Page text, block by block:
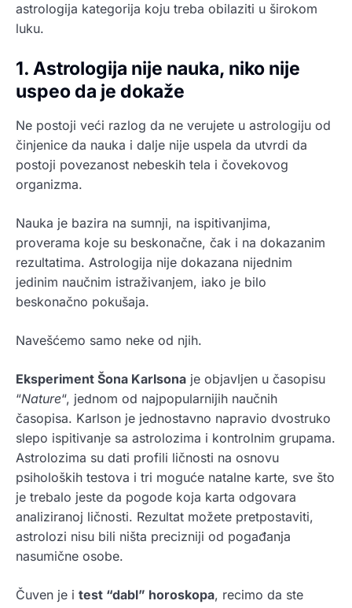
astrologija kategorija koju treba obilaziti u širokom
luku.
1. Astrologija nije nauka, niko nije
uspeo da je dokaže
Ne postoji veći razlog da ne verujete u astrologiju od
činjenice da nauka i dalje nije uspela da utvrdi da
postoji povezanost nebeskih tela i čovekovog
organizma.
Nauka je bazira na sumnji, na ispitivanjima,
proverama koje su beskonačne, čak i na dokazanim
rezultatima. Astrologija nije dokazana nijednim
jedinim naučnim istraživanjem, iako je bilo
beskonačno pokušaja.
Navešćemo samo neke od njih.
Eksperiment Šona Karlsona je objavljen u časopisu
“Nature“, jednom od najpopularnijih naučnih
časopisa. Karlson je jednostavno napravio dvostruko
slepo ispitivanje sa astrolozima i kontrolnim grupama.
Astrolozima su dati profili ličnosti na osnovu
psiholoških testova i tri moguće natalne karte, sve što
je trebalo jeste da pogode koja karta odgovara
analiziranoj ličnosti. Rezultat možete pretpostaviti,
astrolozi nisu bili ništa precizniji od pogađanja
nasumične osobe.
Čuven je i test “dabl” horoskopa, recimo da ste